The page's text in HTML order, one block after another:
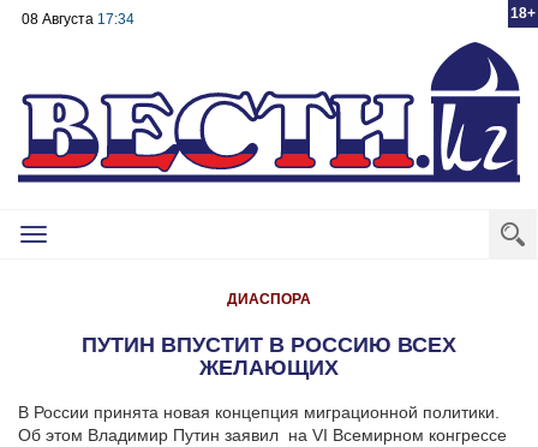
18+
08 Августа 17:34
Toggle
ДИАСПОРА
ПУТИН ВПУСТИТ В РОССИЮ ВСЕХ
ЖЕЛАЮЩИХ
В России принята новая концепция миграционной политики.
Об этом Владимир Путин заявил на VI Всемирном конгрессе